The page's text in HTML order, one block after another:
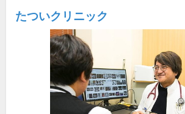
たついクリニック